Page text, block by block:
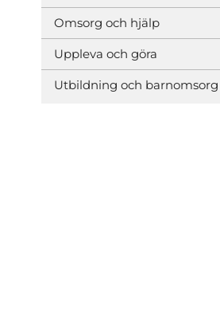
Omsorg och hjälp
Uppleva och göra
Utbildning och barnomsorg